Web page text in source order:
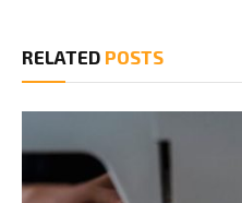
RELATED POSTS